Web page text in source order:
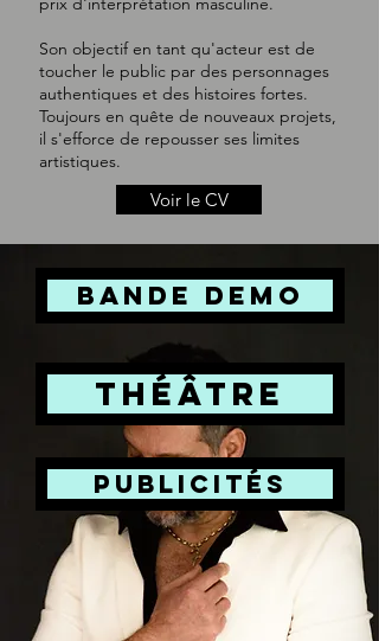
Son objectif en tant qu'acteur est de
toucher le public par des personnages
authentiques et des histoires fortes.
Toujours en quête de nouveaux projets,
il s'efforce de repousser ses limites
artistiques.
Voir le CV
bande demo
THÉÂTRE
publicités